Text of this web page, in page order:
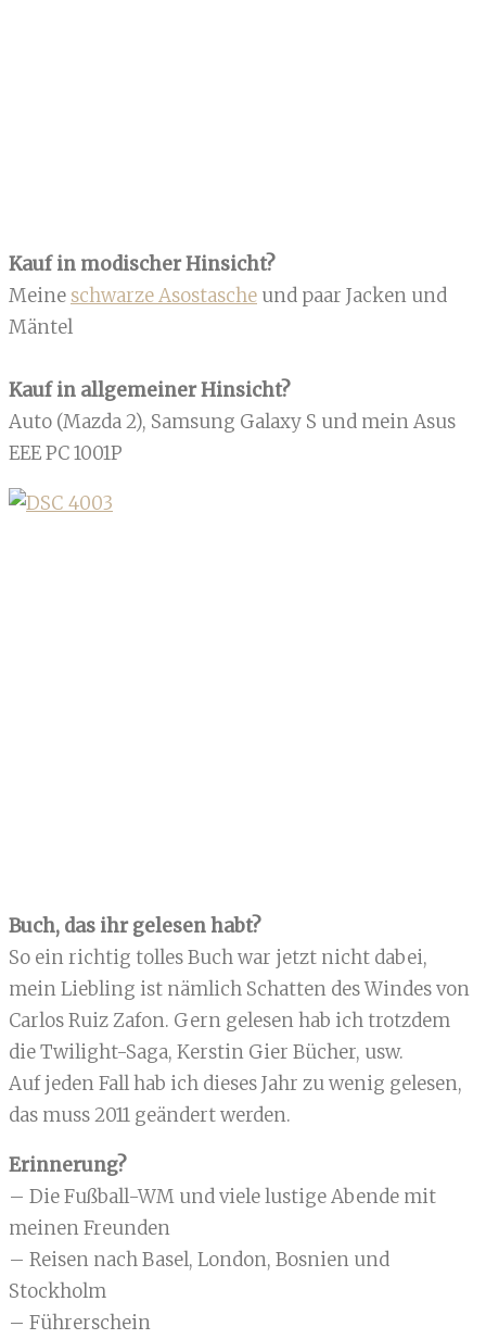
Kauf in modischer Hinsicht?
Meine schwarze Asostasche und paar Jacken und
Mäntel
Kauf in allgemeiner Hinsicht?
Auto (Mazda 2), Samsung Galaxy S und mein Asus
EEE PC 1001P
Buch, das ihr gelesen habt?
So ein richtig tolles Buch war jetzt nicht dabei,
mein Liebling ist nämlich Schatten des Windes von
Carlos Ruiz Zafon. Gern gelesen hab ich trotzdem
die Twilight-Saga, Kerstin Gier Bücher, usw.
Auf jeden Fall hab ich dieses Jahr zu wenig gelesen,
das muss 2011 geändert werden.
Erinnerung?
– Die Fußball-WM und viele lustige Abende mit
meinen Freunden
– Reisen nach Basel, London, Bosnien und
Stockholm
– Führerschein